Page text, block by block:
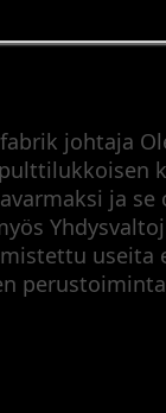
johtaja
ja
useita